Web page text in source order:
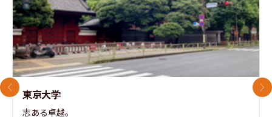
東京大学
志ある卓越。
前のスライド 次